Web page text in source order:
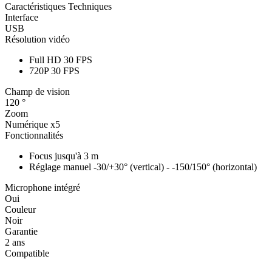
Caractéristiques Techniques
Interface
USB
Résolution vidéo
Full HD 30 FPS
720P 30 FPS
Champ de vision
120 °
Zoom
Numérique x5
Fonctionnalités
Focus jusqu'à 3 m
Réglage manuel -30/+30° (vertical) - -150/150° (horizontal)
Microphone intégré
Oui
Couleur
Noir
Garantie
2 ans
Compatible